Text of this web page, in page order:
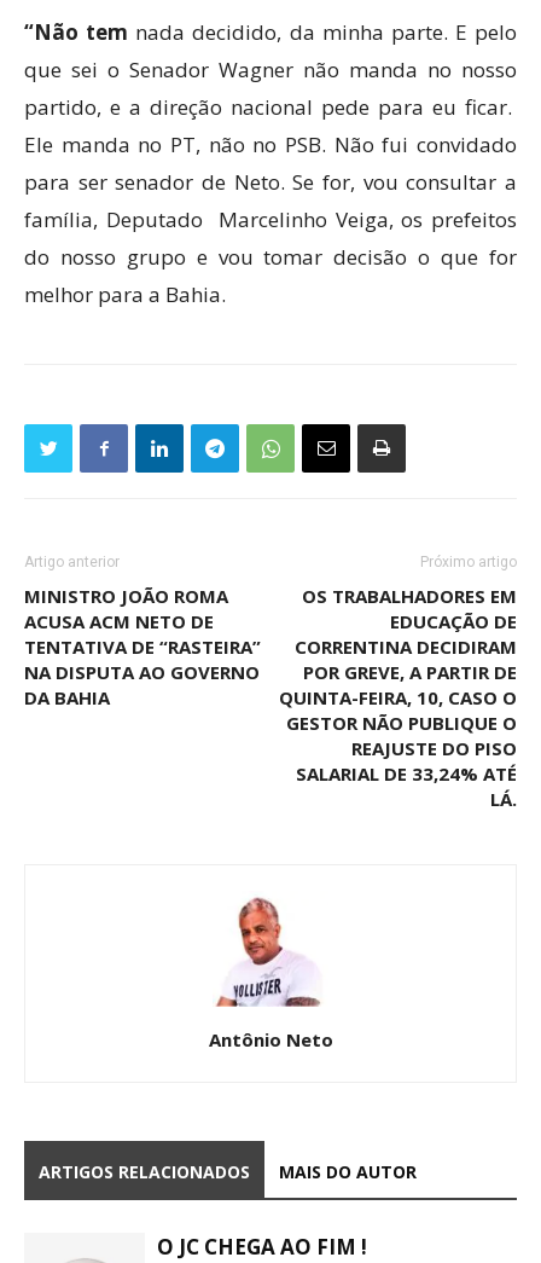
“Não tem nada decidido, da minha parte. E pelo
que sei o Senador Wagner não manda no nosso
partido, e a direção nacional pede para eu ficar.
Ele manda no PT, não no PSB. Não fui convidado
para ser senador de Neto. Se for, vou consultar a
família, Deputado Marcelinho Veiga, os prefeitos
do nosso grupo e vou tomar decisão o que for
melhor para a Bahia.
Artigo anterior
MINISTRO JOÃO ROMA
ACUSA ACM NETO DE
TENTATIVA DE “RASTEIRA”
NA DISPUTA AO GOVERNO
DA BAHIA
Próximo artigo
OS TRABALHADORES EM
EDUCAÇÃO DE
CORRENTINA DECIDIRAM
POR GREVE, A PARTIR DE
QUINTA-FEIRA, 10, CASO O
GESTOR NÃO PUBLIQUE O
REAJUSTE DO PISO
SALARIAL DE 33,24% ATÉ
LÁ.
Antônio Neto
ARTIGOS RELACIONADOS MAIS DO AUTOR
O JC CHEGA AO FIM !